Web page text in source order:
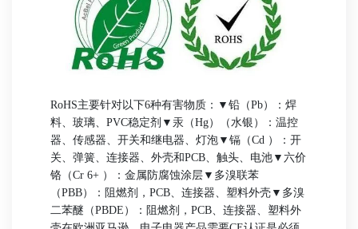
RoHS主要针对以下6种有害物质： ▼铅（Pb）：焊
料、玻璃、PVC稳定剂 ▼汞（Hg）（水银）：温控
器、传感器、开关和继电器、灯泡 ▼镉（Cd ）：开
关、弹簧、连接器、外壳和PCB、触头、电池 ▼六价
铬（Cr 6+ ）：金属防腐蚀涂层 ▼多溴联苯
（PBB）：阻燃剂，PCB、连接器、塑料外壳 ▼多溴
二苯醚（PBDE）：阻燃剂，PCB、连接器、塑料外